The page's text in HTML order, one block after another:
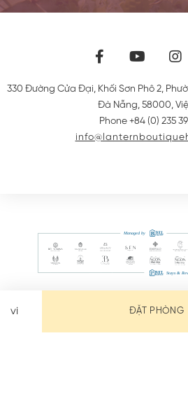
ĐẶT PHÒNG
330 Đường Cửa Đại, Khối Sơn Phô 2,
Đà Nẵng, 58000,
Phone +84 (0) 235